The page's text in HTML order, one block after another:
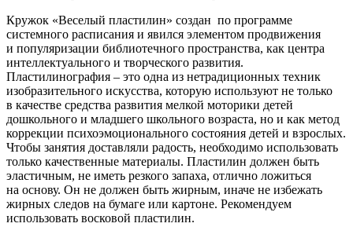
Кружок «Веселый пластилин» создан по программе
системного расписания и явился элементом продвижения
и популяризации библиотечного пространства, как центра
интеллектуального и творческого развития.
Пластилинография – это одна из нетрадиционных техник
изобразительного искусства, которую используют не только
в качестве средства развития мелкой моторики детей
дошкольного и младшего школьного возраста, но и как метод
коррекции психоэмоционального состояния детей и взрослых.
Чтобы занятия доставляли радость, необходимо использовать
только качественные материалы. Пластилин должен быть
эластичным, не иметь резкого запаха, отлично ложиться
на основу. Он не должен быть жирным, иначе не избежать
жирных следов на бумаге или картоне. Рекомендуем
использовать восковой пластилин.